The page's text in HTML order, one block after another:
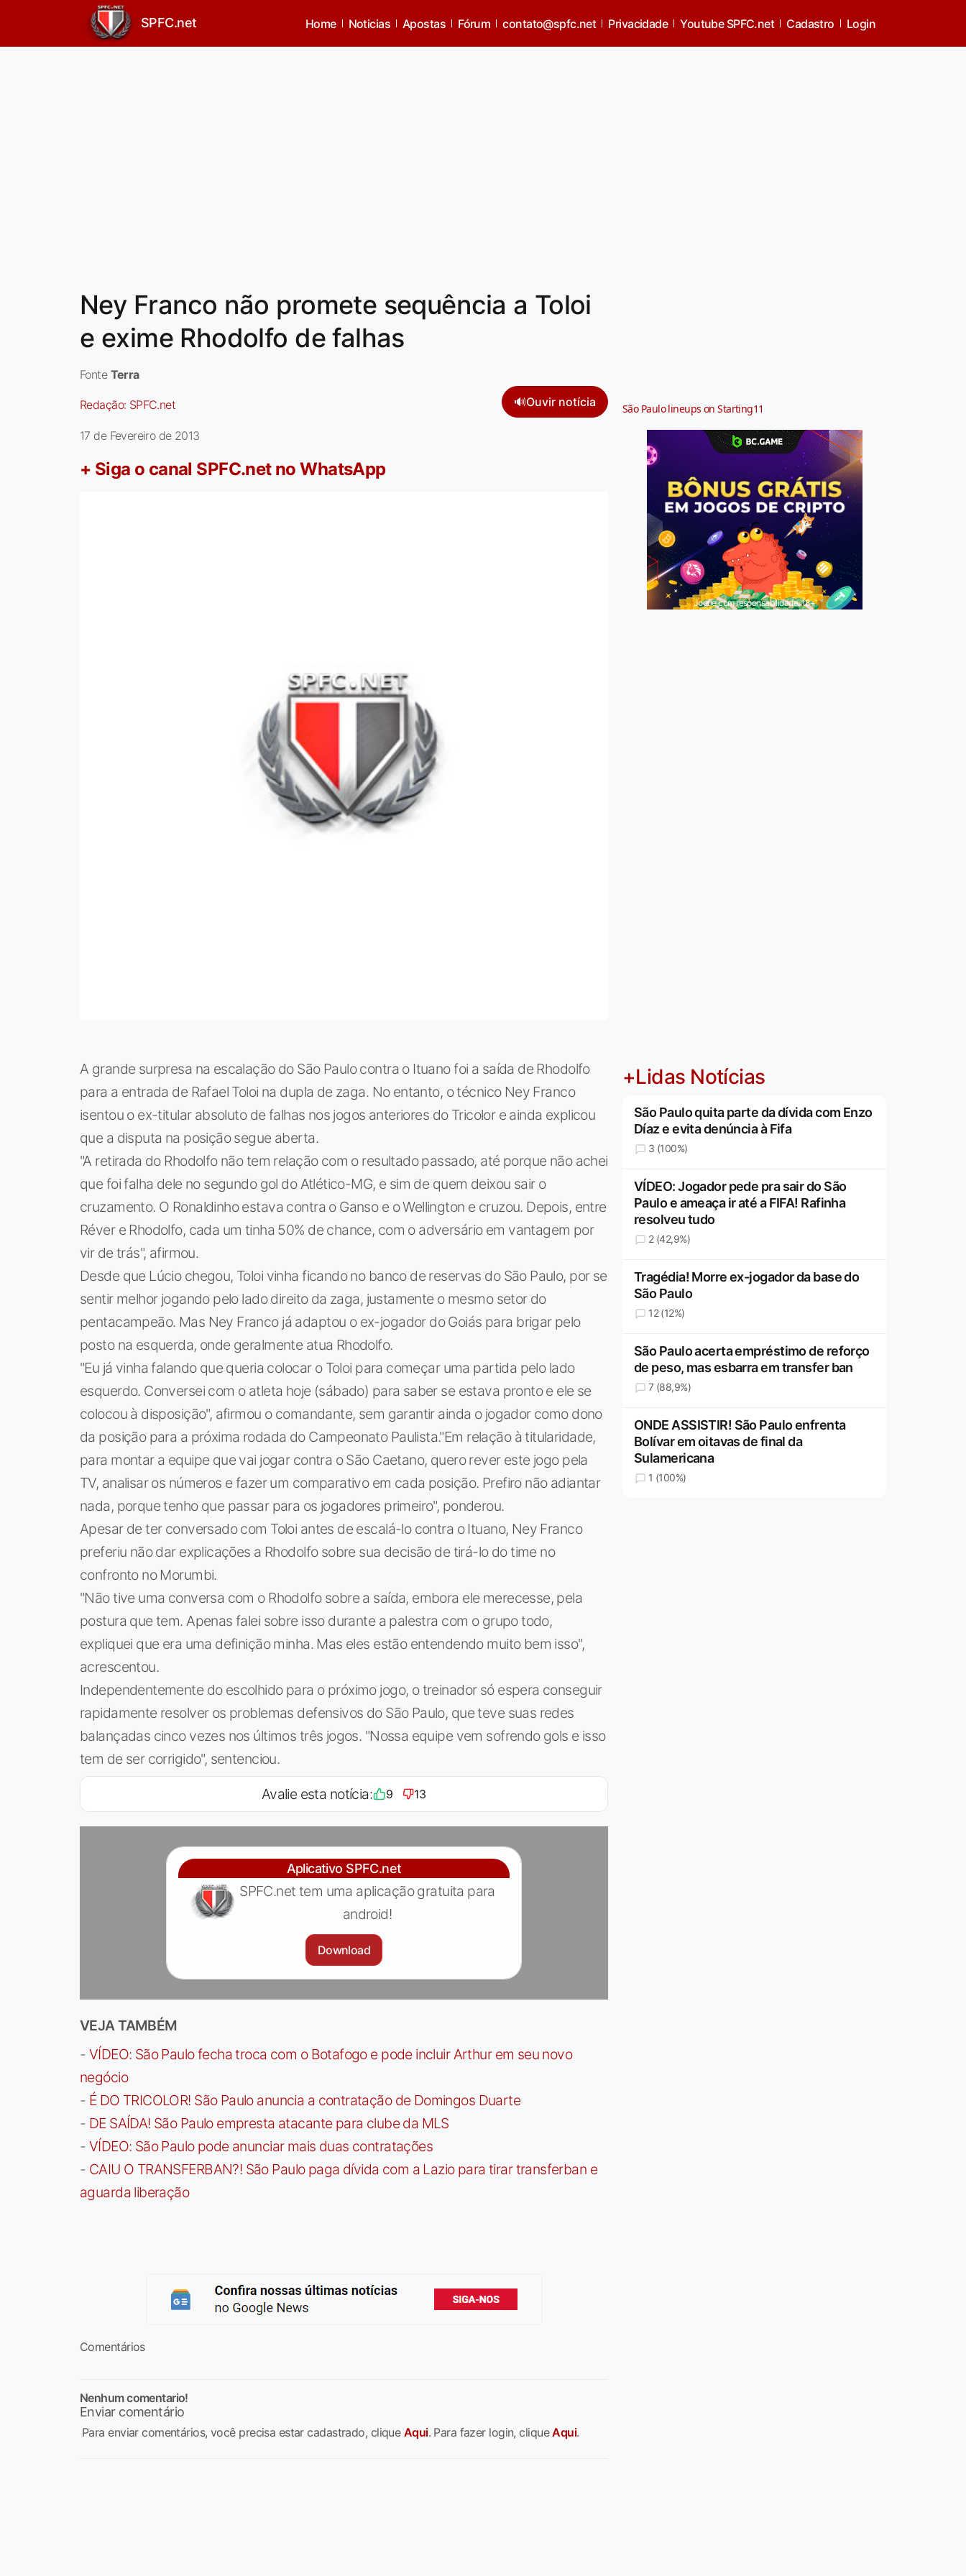
SPFC.net Home Noticias Apostas Fórum contato@spfc.net Privacidade Youtube SPFC.net Cadastro Login
Ney Franco não promete sequência a Toloi
e exime Rhodolfo de falhas
Fonte Terra
Redação: SPFC.net 🔊Ouvir notícia
17 de Fevereiro de 2013
+ Siga o canal SPFC.net no WhatsApp
A grande surpresa na escalação do São Paulo contra o Ituano foi a saída de Rhodolfo
para a entrada de Rafael Toloi na dupla de zaga. No entanto, o técnico Ney Franco
isentou o ex-titular absoluto de falhas nos jogos anteriores do Tricolor e ainda explicou
que a disputa na posição segue aberta.
"A retirada do Rhodolfo não tem relação com o resultado passado, até porque não achei
que foi falha dele no segundo gol do Atlético-MG, e sim de quem deixou sair o
cruzamento. O Ronaldinho estava contra o Ganso e o Wellington e cruzou. Depois, entre
Réver e Rhodolfo, cada um tinha 50% de chance, com o adversário em vantagem por
vir de trás", afirmou.
Desde que Lúcio chegou, Toloi vinha ficando no banco de reservas do São Paulo, por se
sentir melhor jogando pelo lado direito da zaga, justamente o mesmo setor do
pentacampeão. Mas Ney Franco já adaptou o ex-jogador do Goiás para brigar pelo
posto na esquerda, onde geralmente atua Rhodolfo.
"Eu já vinha falando que queria colocar o Toloi para começar uma partida pelo lado
esquerdo. Conversei com o atleta hoje (sábado) para saber se estava pronto e ele se
colocou à disposição", afirmou o comandante, sem garantir ainda o jogador como dono
da posição para a próxima rodada do Campeonato Paulista."Em relação à titularidade,
para montar a equipe que vai jogar contra o São Caetano, quero rever este jogo pela
TV, analisar os números e fazer um comparativo em cada posição. Prefiro não adiantar
nada, porque tenho que passar para os jogadores primeiro", ponderou.
Apesar de ter conversado com Toloi antes de escalá-lo contra o Ituano, Ney Franco
preferiu não dar explicações a Rhodolfo sobre sua decisão de tirá-lo do time no
confronto no Morumbi.
"Não tive uma conversa com o Rhodolfo sobre a saída, embora ele merecesse, pela
postura que tem. Apenas falei sobre isso durante a palestra com o grupo todo,
expliquei que era uma definição minha. Mas eles estão entendendo muito bem isso",
acrescentou.
Independentemente do escolhido para o próximo jogo, o treinador só espera conseguir
rapidamente resolver os problemas defensivos do São Paulo, que teve suas redes
balançadas cinco vezes nos últimos três jogos. "Nossa equipe vem sofrendo gols e isso
tem de ser corrigido", sentenciou.
Avalie esta notícia: 9 13
Aplicativo SPFC.net
SPFC.net tem uma aplicação gratuita para
android!
Download
VEJA TAMBÉM
- VÍDEO: São Paulo fecha troca com o Botafogo e pode incluir Arthur em seu novo
negócio
- É DO TRICOLOR! São Paulo anuncia a contratação de Domingos Duarte
- DE SAÍDA! São Paulo empresta atacante para clube da MLS
- VÍDEO: São Paulo pode anunciar mais duas contratações
- CAIU O TRANSFERBAN?! São Paulo paga dívida com a Lazio para tirar transferban e
aguarda liberação
Comentários
Nenhum comentario!
Enviar comentário
Para enviar comentários, você precisa estar cadastrado, clique Aqui. Para fazer login, cliqueAqui.
São Paulo lineups on Starting11
Jogue com responsabilidade. 18+
+Lidas Notícias
São Paulo quita parte da dívida com Enzo
Díaz e evita denúncia à Fifa
3 (100%)
VÍDEO: Jogador pede pra sair do São
Paulo e ameaça ir até a FIFA! Rafinha
resolveu tudo
2 (42,9%)
Tragédia! Morre ex-jogador da base do
São Paulo
12 (12%)
São Paulo acerta empréstimo de reforço
de peso, mas esbarra em transfer ban
7 (88,9%)
ONDE ASSISTIR! São Paulo enfrenta
Bolívar em oitavas de final da
Sulamericana
1 (100%)